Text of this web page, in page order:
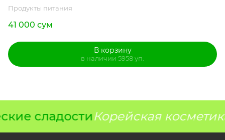
Продукты питания
41 000 сум
В корзину
в наличии 5958 уп.
сладостиКорейская